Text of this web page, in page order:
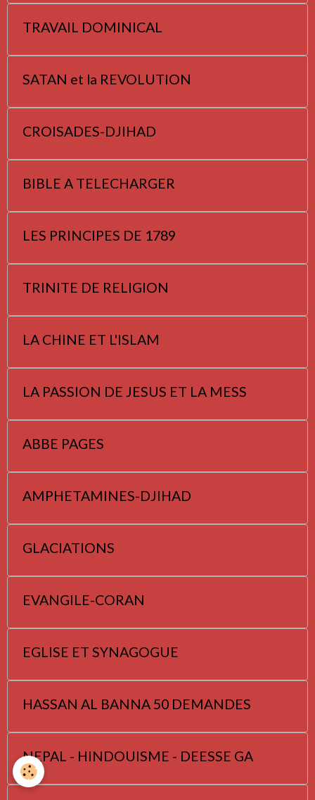
TRAVAIL DOMINICAL
SATAN et la REVOLUTION
CROISADES-DJIHAD
BIBLE A TELECHARGER
LES PRINCIPES DE 1789
TRINITE DE RELIGION
LA CHINE ET L'ISLAM
LA PASSION DE JESUS ET LA MESS
ABBE PAGES
AMPHETAMINES-DJIHAD
GLACIATIONS
EVANGILE-CORAN
EGLISE ET SYNAGOGUE
HASSAN AL BANNA 50 DEMANDES
NEPAL - HINDOUISME - DEESSE GA